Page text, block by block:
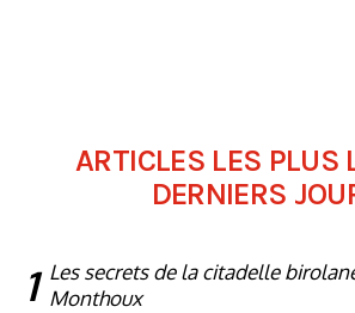
ARTICLES LES PLUS
DERNIERS
1 Les secrets de la citadelle
Monthoux